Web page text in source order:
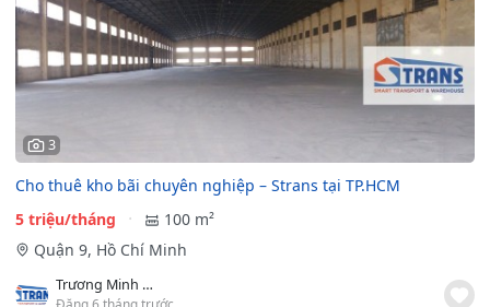
3
Cho thuê kho bãi chuyên nghiệp – Strans tại TP.HCM
5 triệu/tháng
100 m²
Quận 9, Hồ Chí Minh
Trương Minh Thông